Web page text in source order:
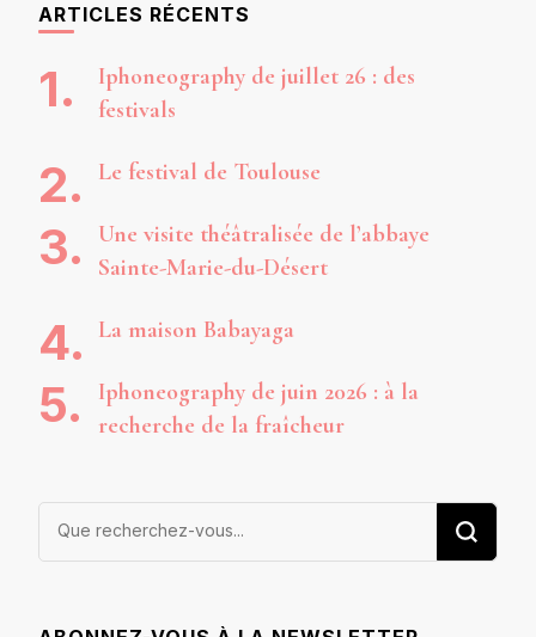
ARTICLES RÉCENTS
Iphoneography de juillet 26 : des
festivals
Le festival de Toulouse
Une visite théâtralisée de l’abbaye
Sainte-Marie-du-Désert
La maison Babayaga
Iphoneography de juin 2026 : à la
recherche de la fraîcheur
Vous